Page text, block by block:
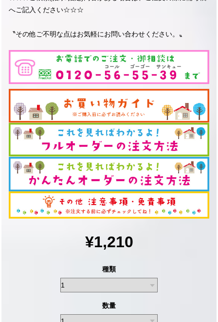
へご記入ください☆☆☆
〝その他ご不明な点はお気軽にお問い合わせください。〟
¥1,210
種類
数量